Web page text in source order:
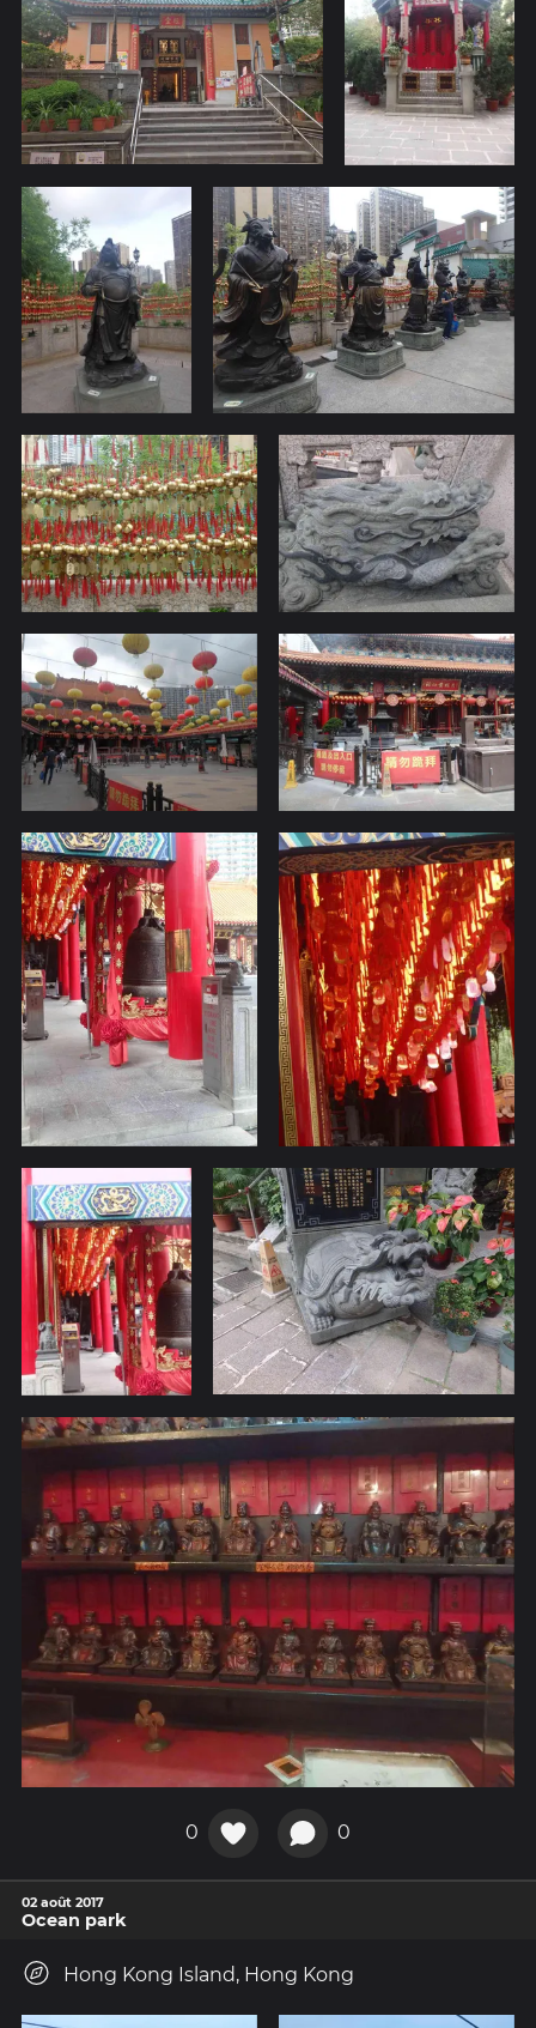
0 0
02 août 2017
Ocean park
Hong Kong Island, Hong Kong